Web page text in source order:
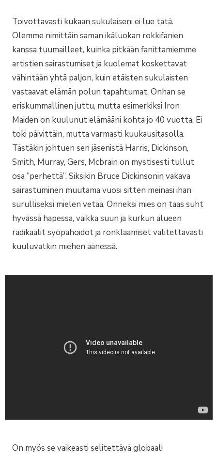
Toivottavasti kukaan sukulaiseni ei lue tätä.
Olemme nimittäin saman ikäluokan rokkifanien
kanssa tuumailleet, kuinka pitkään fanittamiemme
artistien sairastumiset ja kuolemat koskettavat
vähintään yhtä paljon, kuin etäisten sukulaisten
vastaavat elämän polun tapahtumat. Onhan se
eriskummallinen juttu, mutta esimerkiksi Iron
Maiden on kuulunut elämääni kohta jo 40 vuotta. Ei
toki päivittäin, mutta varmasti kuukausitasolla.
Tästäkin johtuen sen jäsenistä Harris, Dickinson,
Smith, Murray, Gers, Mcbrain on mystisesti tullut
osa ”perhettä”. Siksikin Bruce Dickinsonin vakava
sairastuminen muutama vuosi sitten meinasi ihan
surulliseksi mielen vetää. Onneksi mies on taas suht
hyvässä hapessa, vaikka suun ja kurkun alueen
radikaalit syöpähoidot ja ronklaamiset valitettavasti
kuuluvatkin miehen äänessä.
On myös se vaikeasti selitettävä globaali